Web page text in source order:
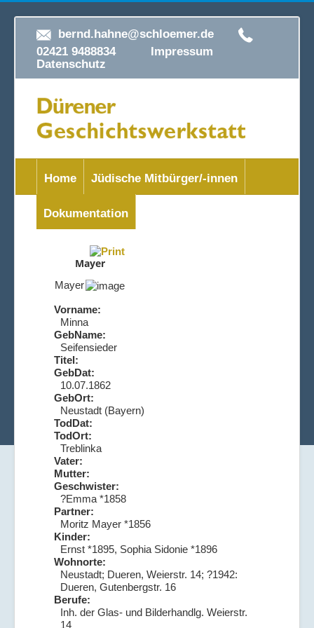
bernd.hahne@schloemer.de
02421 9488834 Impressum
Datenschutz
Home Jüdische Mitbürger/-innen
Dokumentation
Mayer
Mayer
Vorname:
Minna
GebName:
Seifensieder
Titel:
GebDat:
10.07.1862
GebOrt:
Neustadt (Bayern)
TodDat:
TodOrt:
Treblinka
Vater:
Mutter:
Geschwister:
?Emma *1858
Partner:
Moritz Mayer *1856
Kinder:
Ernst *1895, Sophia Sidonie *1896
Wohnorte:
Neustadt; Dueren, Weierstr. 14; ?1942:
Dueren, Gutenbergstr. 16
Berufe:
Inh. der Glas- und Bilderhandlg. Weierstr.
14